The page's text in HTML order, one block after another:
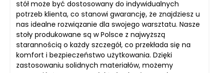
stół może być dostosowany do indywidualnych
potrzeb klienta, co stanowi gwarancję, że znajdziesz u
nas idealne rozwiązanie dla swojego warsztatu. Nasze
stoły produkowane są w Polsce z najwyższą
starannością o każdy szczegół, co przekłada się na
komfort i bezpieczeństwo użytkowania. Dzięki
zastosowaniu solidnych materiałów, możemy